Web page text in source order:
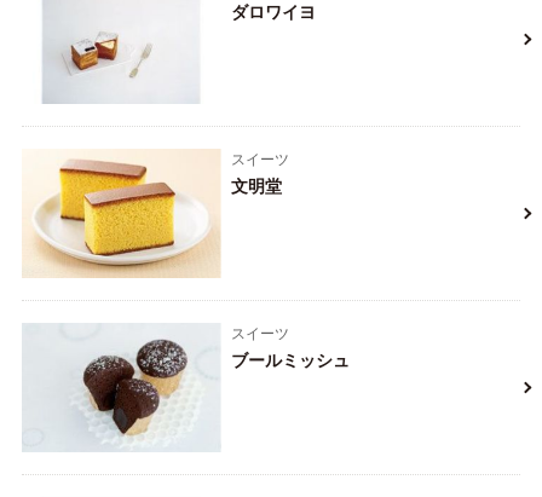
ダロワイヨ
スイーツ
文明堂
スイーツ
ブールミッシュ